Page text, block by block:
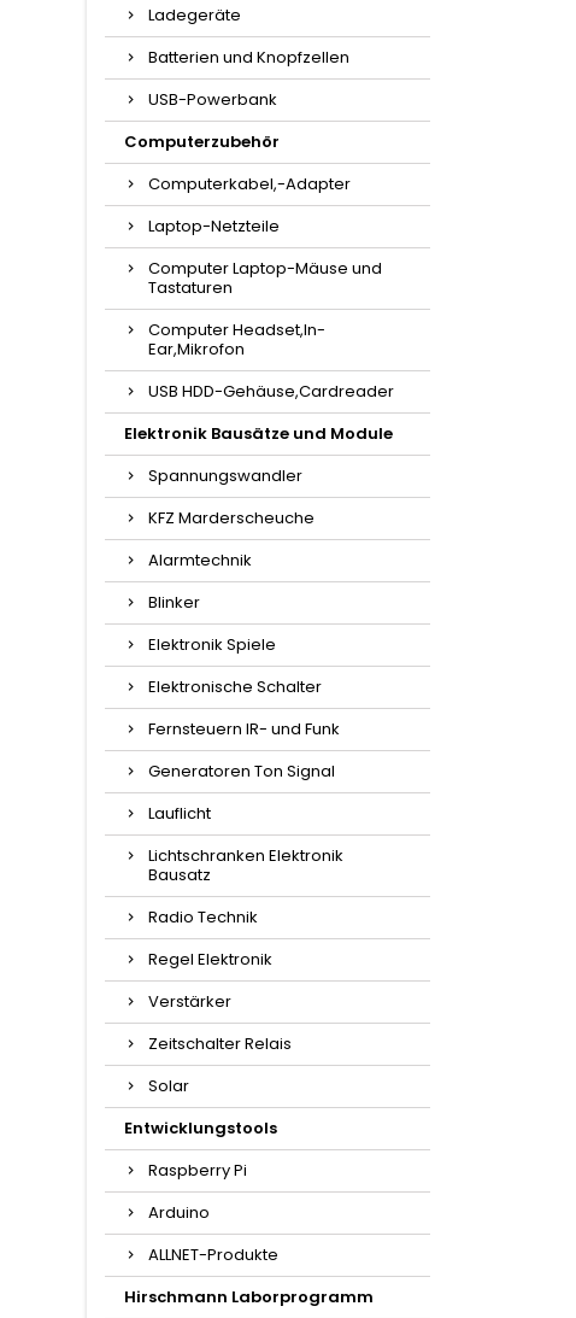
Ladegeräte
Batterien und Knopfzellen
USB-Powerbank
Computerzubehör
Computerkabel,-Adapter
Laptop-Netzteile
Computer Laptop-Mäuse und
Tastaturen
Computer Headset,In-
Ear,Mikrofon
USB HDD-Gehäuse,Cardreader
Elektronik Bausätze und Module
Spannungswandler
KFZ Marderscheuche
Alarmtechnik
Blinker
Elektronik Spiele
Elektronische Schalter
Fernsteuern IR- und Funk
Generatoren Ton Signal
Lauflicht
Lichtschranken Elektronik
Bausatz
Radio Technik
Regel Elektronik
Verstärker
Zeitschalter Relais
Solar
Entwicklungstools
Raspberry Pi
Arduino
ALLNET-Produkte
Hirschmann Laborprogramm